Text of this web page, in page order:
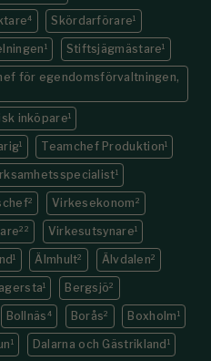
4 Skördarförare1
1 Stiftsjägmästare1
för egendomsförvaltningen,
inköpare1
1 Teamchef Produktion1
1
2 Virkesekonom 2
22 Virkesutsynare1
1 Älmhult2 Älvdalen2
1 Bergsjö2
Bollnäs 4 Borås2 Boxholm 1
1 Dalarna och Gästrikland 1